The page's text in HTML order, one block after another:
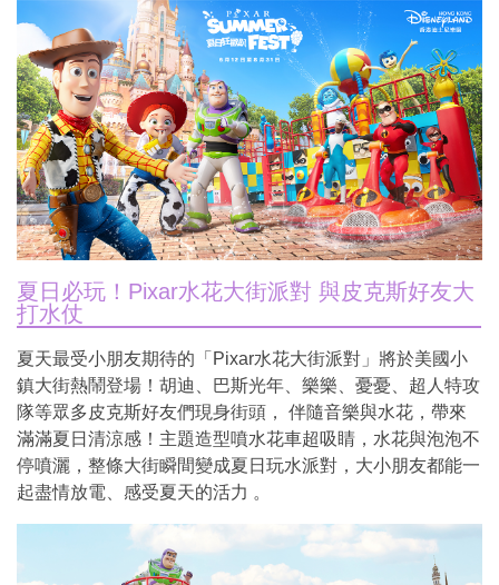
聯絡我們
APP下載
夏日必玩！Pixar水花大街派對 與皮克斯好友大
打水仗
夏天最受小朋友期待的「Pixar水花大街派對」將於美國小
鎮大街熱鬧登場！胡迪、巴斯光年、樂樂、憂憂、超人特攻
隊等眾多皮克斯好友們現身街頭， 伴隨音樂與水花，帶來
滿滿夏日清涼感！主題造型噴水花車超吸睛，水花與泡泡不
停噴灑，整條大街瞬間變成夏日玩水派對，大小朋友都能一
起盡情放電、感受夏天的活力 。